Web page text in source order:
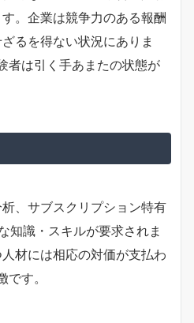
。企業は競争力のある報酬
るを得ない状況にありま
者は引く手あまたの状態が
、サブスクリプション特有
知識・スキルが要求されま
材には相応の対価が支払わ
です。